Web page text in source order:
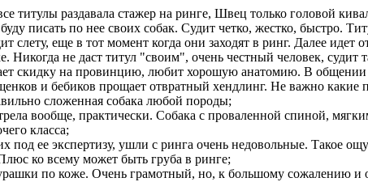
титулы раздавала стажер на ринге, Швец только головой
писать по нее своих собак. Судит четко, жестко, быстро.
слету, еще в тот момент когда они заходят в ринг. Далее идет
Никогда не даст титул "своим", очень честный человек, судит
скидку на провинцию, любит хорошую анатомию. В общении
и бебиков прощает отвратный хендлинг. Не важно какие
сложенная собака любой породы;
вообще, практически. Собака с проваленной спиной,
класса;
под ее экспертизу, ушли с ринга очень недовольные. Такое
ко всему может быть груба в ринге;
по коже. Очень грамотный, но, к большому сожалению и